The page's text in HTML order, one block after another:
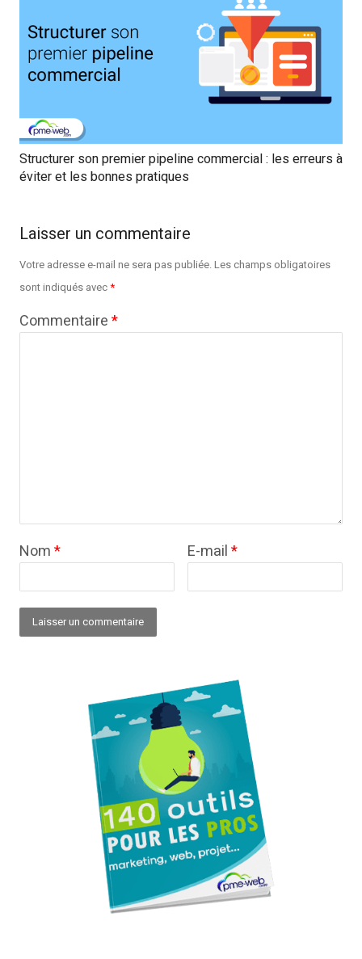
Structurer son premier pipeline commercial : les erreurs à
éviter et les bonnes pratiques
Laisser un commentaire
Votre adresse e-mail ne sera pas publiée.Les champs obligatoires
sont indiqués avec*
Commentaire*
Nom* E-mail*